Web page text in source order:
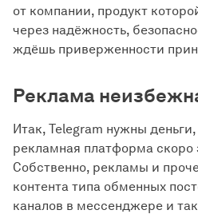
от компании, продукт
через надёжность,
ждёшь приверженности
Реклама
Итак, Telegram нужны
рекламная платформа скоро
Собственно, рекламы и
контента типа обменных
каналов в мессенджере и